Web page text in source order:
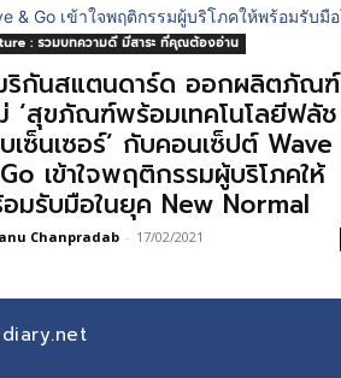
: รวมบทความดี มีสาระ ที่คุณต้องอ่าน
ริกันสแตนดาร์ด ออกผลิตภัณฑ์
‘สุขภัณฑ์พร้อมเทคโนโลยีฟลัช
เซ็นเซอร์’ กับคอนเซ็ปต์ Wave
เข้าใจพฤติกรรมผู้บริโภคให้
มรับมือในยุค New Normal
Chanpradab - 17/02/2021